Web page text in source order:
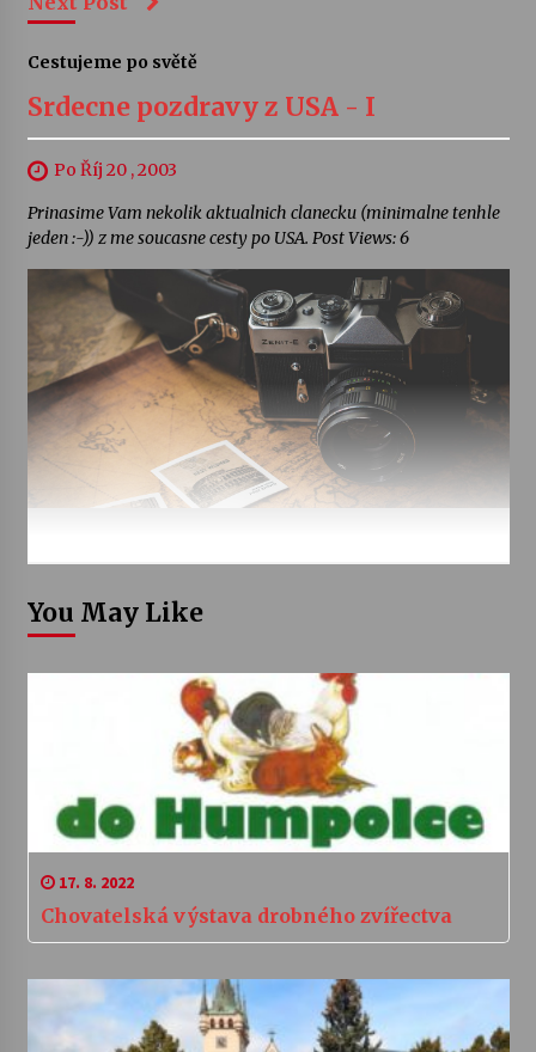
Cestujeme po světě
Srdecne pozdravy z USA - I
Po Říj 20 , 2003
Prinasime Vam nekolik aktualnich clanecku (minimalne tenhle
jeden :-)) z me soucasne cesty po USA. Post Views: 6
You May Like
17. 8. 2022
Chovatelská výstava drobného zvířectva